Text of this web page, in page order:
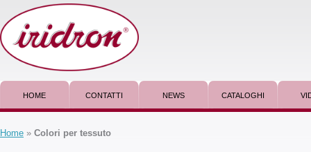
HOME CONTATTI NEWS CATALOGHI
Home » Colori per tessuto